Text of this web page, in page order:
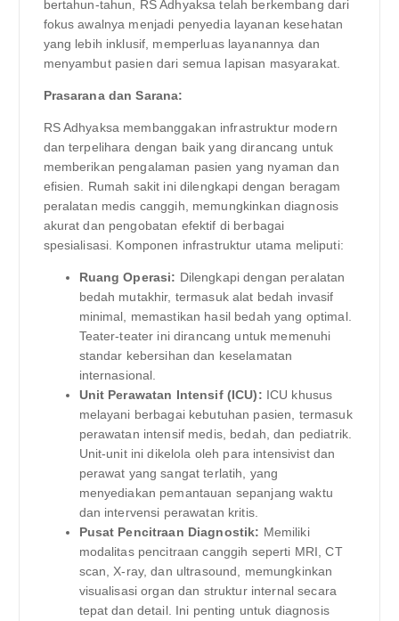
bertahun-tahun, RS Adhyaksa telah berkembang dari
fokus awalnya menjadi penyedia layanan kesehatan
yang lebih inklusif, memperluas layanannya dan
menyambut pasien dari semua lapisan masyarakat.
Prasarana dan Sarana:
RS Adhyaksa membanggakan infrastruktur modern
dan terpelihara dengan baik yang dirancang untuk
memberikan pengalaman pasien yang nyaman dan
efisien. Rumah sakit ini dilengkapi dengan beragam
peralatan medis canggih, memungkinkan diagnosis
akurat dan pengobatan efektif di berbagai
spesialisasi. Komponen infrastruktur utama meliputi:
Ruang Operasi: Dilengkapi dengan peralatan
bedah mutakhir, termasuk alat bedah invasif
minimal, memastikan hasil bedah yang optimal.
Teater-teater ini dirancang untuk memenuhi
standar kebersihan dan keselamatan
internasional.
Unit Perawatan Intensif (ICU): ICU khusus
melayani berbagai kebutuhan pasien, termasuk
perawatan intensif medis, bedah, dan pediatrik.
Unit-unit ini dikelola oleh para intensivist dan
perawat yang sangat terlatih, yang
menyediakan pemantauan sepanjang waktu
dan intervensi perawatan kritis.
Pusat Pencitraan Diagnostik: Memiliki
modalitas pencitraan canggih seperti MRI, CT
scan, X-ray, dan ultrasound, memungkinkan
visualisasi organ dan struktur internal secara
tepat dan detail. Ini penting untuk diagnosis